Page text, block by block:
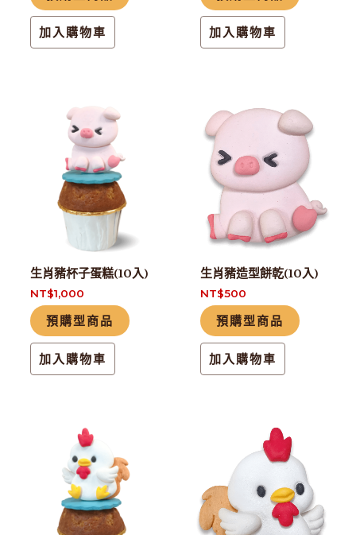
加入購物車 加入購物車
生肖豬杯子蛋糕(10入)
NT$1,000
預購型商品
加入購物車
生肖豬造型餅乾(10入)
NT$500
預購型商品
加入購物車